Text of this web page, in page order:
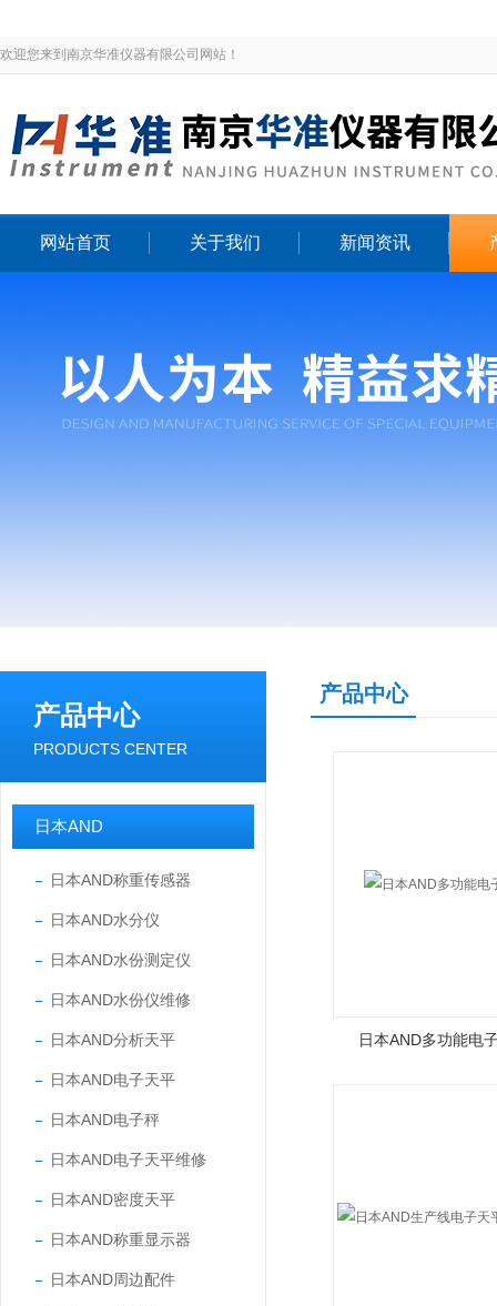
欢迎您来到南京华准仪器有限公司网站！
网站首页 关于我们 新闻资讯
产品中心
PRODUCTS CENTER
日本AND
日本AND称重传感器
日本AND水分仪
日本AND水份测定仪
日本AND水份仪维修
日本AND分析天平
日本AND电子天平
日本AND电子秤
日本AND电子天平维修
日本AND密度天平
日本AND称重显示器
日本AND周边配件
产品中心
日本AND多功能电